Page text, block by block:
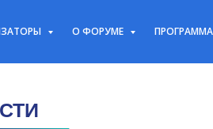
О ФОРУМЕ ПРОГРАММА